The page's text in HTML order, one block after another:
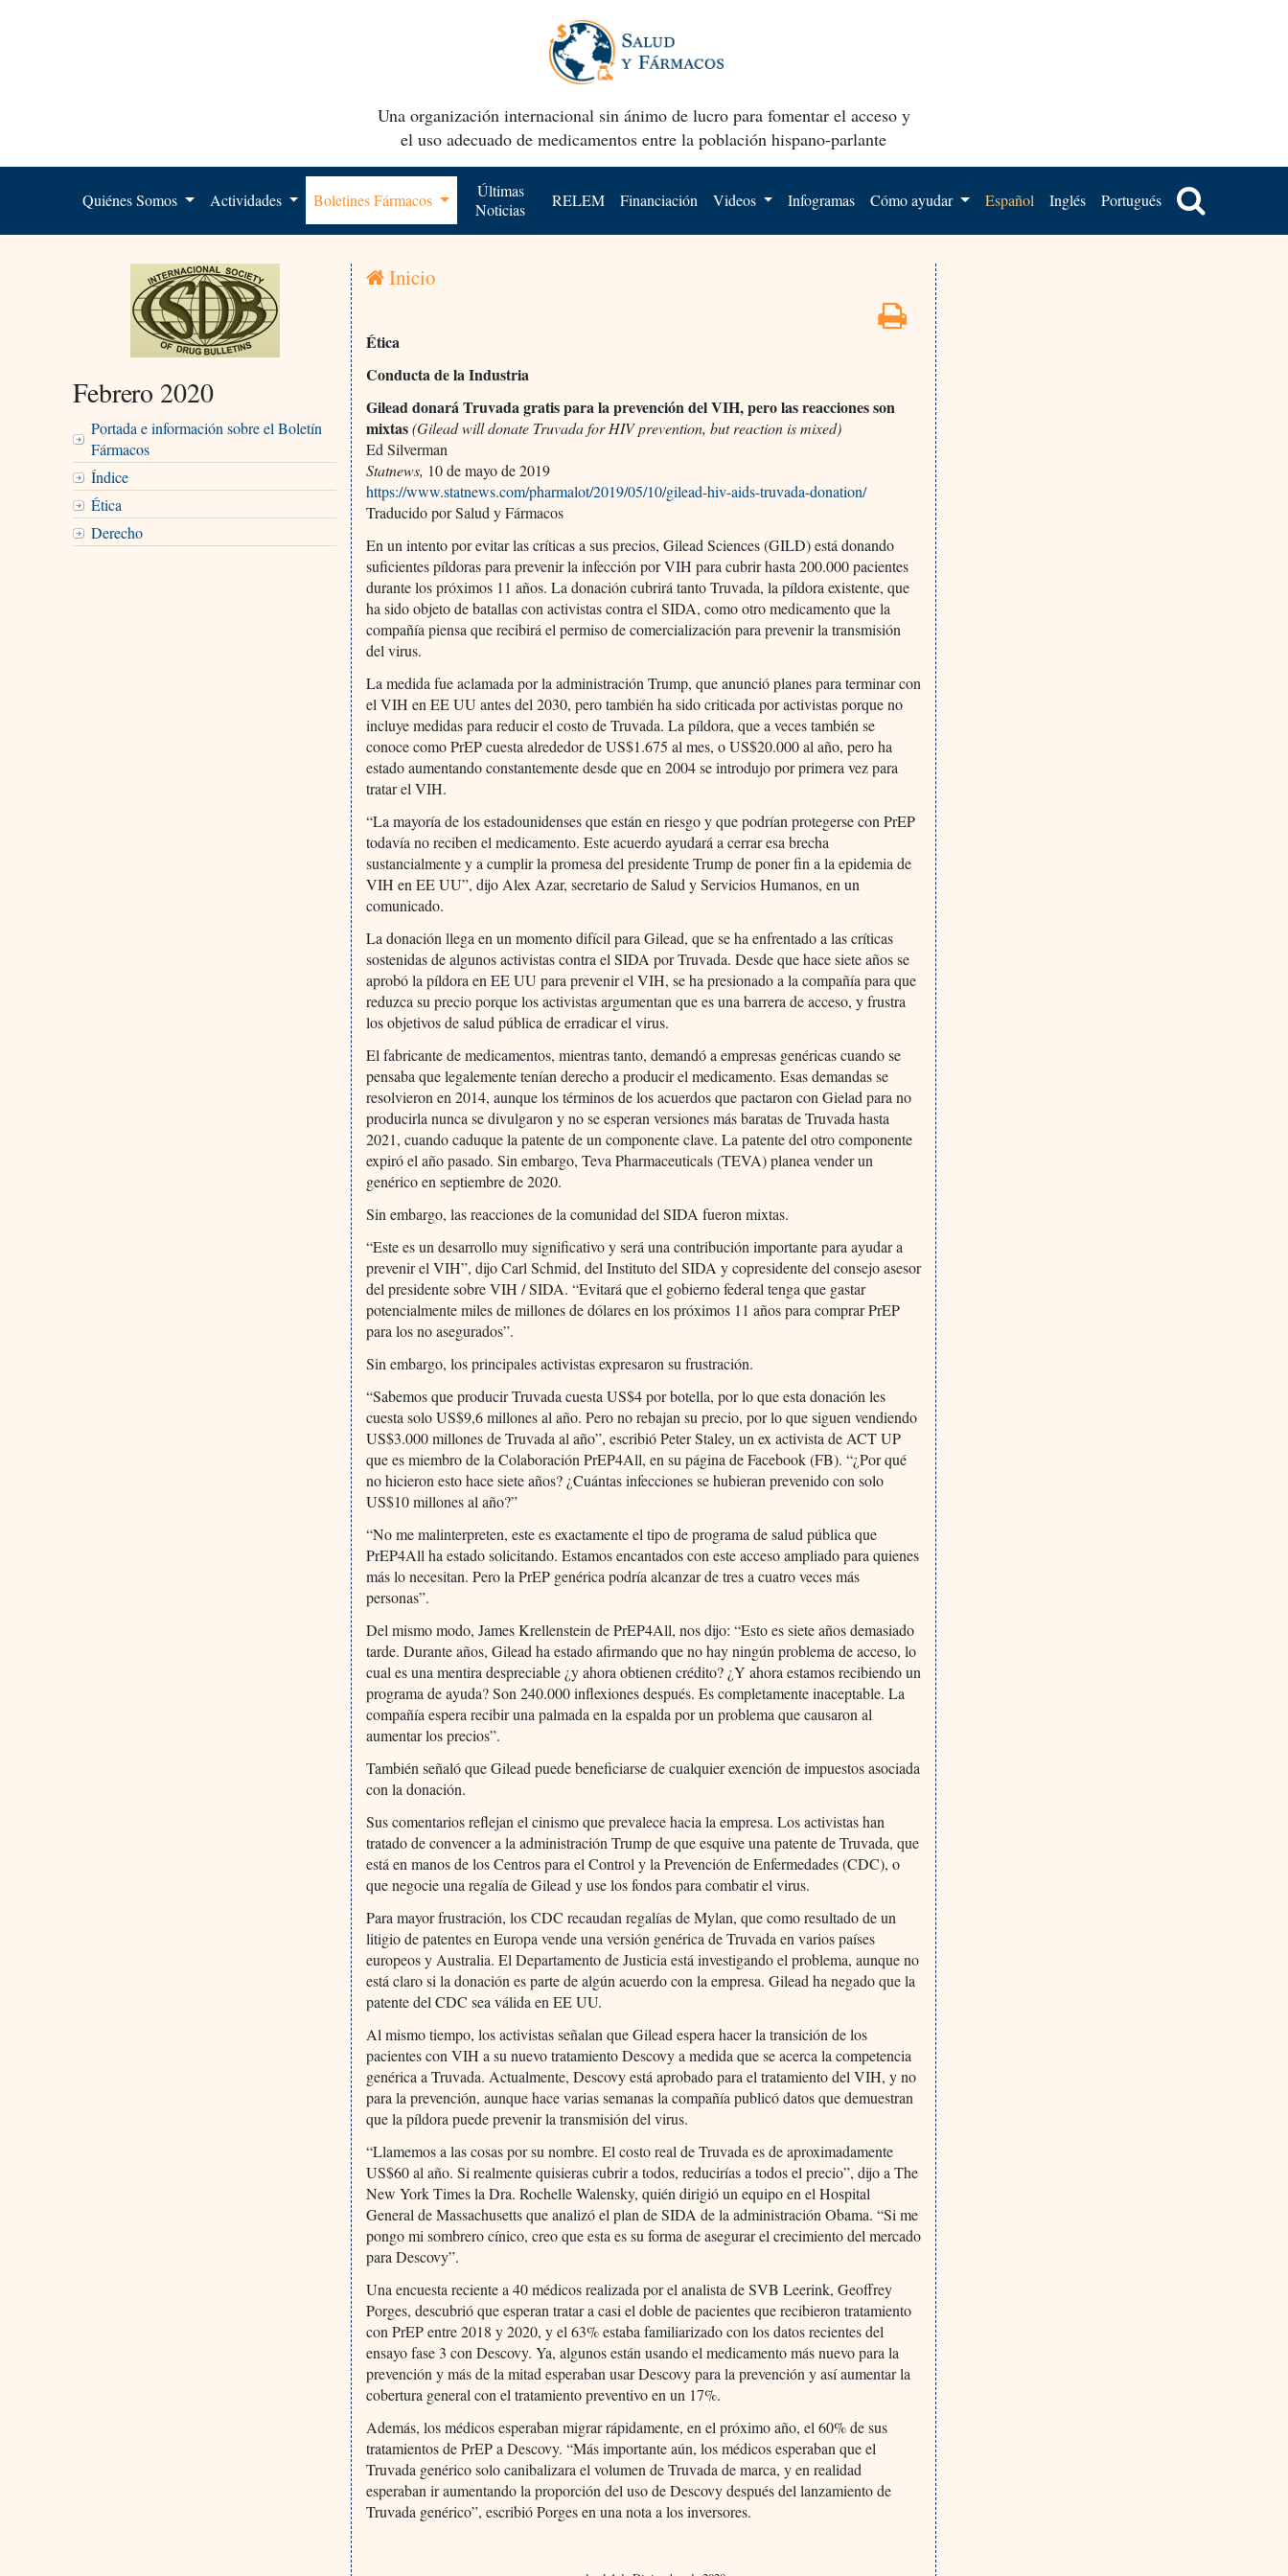
Una organización internacional sin ánimo de lucro para fomentar el acceso y
el uso adecuado de medicamentos entre la población hispano-parlante
Quiénes Somos Actividades Boletines Fármacos
Últimas
Noticias
RELEM Financiación Videos Infogramas Cómo ayudar Español Inglés Portugués
Febrero 2020
Portada e información sobre el Boletín
Fármacos
Índice
Ética
Derecho
Inicio
Ética
Conducta de la Industria
Gilead donará Truvada gratis para la prevención del VIH, pero las reacciones son
mixtas(Gilead will donate Truvada for HIV prevention, but reaction is mixed)
Ed Silverman
Statnews, 10 de mayo de 2019
https://www.statnews.com/pharmalot/2019/05/10/gilead-hiv-aids-truvada-donation/
Traducido por Salud y Fármacos
En un intento por evitar las críticas a sus precios, Gilead Sciences (GILD) está donando
suficientes píldoras para prevenir la infección por VIH para cubrir hasta 200.000 pacientes
durante los próximos 11 años. La donación cubrirá tanto Truvada, la píldora existente, que
ha sido objeto de batallas con activistas contra el SIDA, como otro medicamento que la
compañía piensa que recibirá el permiso de comercialización para prevenir la transmisión
del virus.
La medida fue aclamada por la administración Trump, que anunció planes para terminar con
el VIH en EE UU antes del 2030, pero también ha sido criticada por activistas porque no
incluye medidas para reducir el costo de Truvada. La píldora, que a veces también se
conoce como PrEP cuesta alrededor de US$1.675 al mes, o US$20.000 al año, pero ha
estado aumentando constantemente desde que en 2004 se introdujo por primera vez para
tratar el VIH.
“La mayoría de los estadounidenses que están en riesgo y que podrían protegerse con PrEP
todavía no reciben el medicamento. Este acuerdo ayudará a cerrar esa brecha
sustancialmente y a cumplir la promesa del presidente Trump de poner fin a la epidemia de
VIH en EE UU”, dijo Alex Azar, secretario de Salud y Servicios Humanos, en un
comunicado.
La donación llega en un momento difícil para Gilead, que se ha enfrentado a las críticas
sostenidas de algunos activistas contra el SIDA por Truvada. Desde que hace siete años se
aprobó la píldora en EE UU para prevenir el VIH, se ha presionado a la compañía para que
reduzca su precio porque los activistas argumentan que es una barrera de acceso, y frustra
los objetivos de salud pública de erradicar el virus.
El fabricante de medicamentos, mientras tanto, demandó a empresas genéricas cuando se
pensaba que legalemente tenían derecho a producir el medicamento. Esas demandas se
resolvieron en 2014, aunque los términos de los acuerdos que pactaron con Gielad para no
producirla nunca se divulgaron y no se esperan versiones más baratas de Truvada hasta
2021, cuando caduque la patente de un componente clave. La patente del otro componente
expiró el año pasado. Sin embargo, Teva Pharmaceuticals (TEVA) planea vender un
genérico en septiembre de 2020.
Sin embargo, las reacciones de la comunidad del SIDA fueron mixtas.
“Este es un desarrollo muy significativo y será una contribución importante para ayudar a
prevenir el VIH”, dijo Carl Schmid, del Instituto del SIDA y copresidente del consejo asesor
del presidente sobre VIH / SIDA. “Evitará que el gobierno federal tenga que gastar
potencialmente miles de millones de dólares en los próximos 11 años para comprar PrEP
para los no asegurados”.
Sin embargo, los principales activistas expresaron su frustración.
“Sabemos que producir Truvada cuesta US$4 por botella, por lo que esta donación les
cuesta solo US$9,6 millones al año. Pero no rebajan su precio, por lo que siguen vendiendo
US$3.000 millones de Truvada al año”, escribió Peter Staley, un ex activista de ACT UP
que es miembro de la Colaboración PrEP4All, en su página de Facebook (FB). “¿Por qué
no hicieron esto hace siete años? ¿Cuántas infecciones se hubieran prevenido con solo
US$10 millones al año?”
“No me malinterpreten, este es exactamente el tipo de programa de salud pública que
PrEP4All ha estado solicitando. Estamos encantados con este acceso ampliado para quienes
más lo necesitan. Pero la PrEP genérica podría alcanzar de tres a cuatro veces más
personas”.
Del mismo modo, James Krellenstein de PrEP4All, nos dijo: “Esto es siete años demasiado
tarde. Durante años, Gilead ha estado afirmando que no hay ningún problema de acceso, lo
cual es una mentira despreciable ¿y ahora obtienen crédito? ¿Y ahora estamos recibiendo un
programa de ayuda? Son 240.000 inflexiones después. Es completamente inaceptable. La
compañía espera recibir una palmada en la espalda por un problema que causaron al
aumentar los precios”.
También señaló que Gilead puede beneficiarse de cualquier exención de impuestos asociada
con la donación.
Sus comentarios reflejan el cinismo que prevalece hacia la empresa. Los activistas han
tratado de convencer a la administración Trump de que esquive una patente de Truvada, que
está en manos de los Centros para el Control y la Prevención de Enfermedades (CDC), o
que negocie una regalía de Gilead y use los fondos para combatir el virus.
Para mayor frustración, los CDC recaudan regalías de Mylan, que como resultado de un
litigio de patentes en Europa vende una versión genérica de Truvada en varios países
europeos y Australia. El Departamento de Justicia está investigando el problema, aunque no
está claro si la donación es parte de algún acuerdo con la empresa. Gilead ha negado que la
patente del CDC sea válida en EE UU.
Al mismo tiempo, los activistas señalan que Gilead espera hacer la transición de los
pacientes con VIH a su nuevo tratamiento Descovy a medida que se acerca la competencia
genérica a Truvada. Actualmente, Descovy está aprobado para el tratamiento del VIH, y no
para la prevención, aunque hace varias semanas la compañía publicó datos que demuestran
que la píldora puede prevenir la transmisión del virus.
“Llamemos a las cosas por su nombre. El costo real de Truvada es de aproximadamente
US$60 al año. Si realmente quisieras cubrir a todos, reducirías a todos el precio”, dijo a The
New York Times la Dra. Rochelle Walensky, quién dirigió un equipo en el Hospital
General de Massachusetts que analizó el plan de SIDA de la administración Obama. “Si me
pongo mi sombrero cínico, creo que esta es su forma de asegurar el crecimiento del mercado
para Descovy”.
Una encuesta reciente a 40 médicos realizada por el analista de SVB Leerink, Geoffrey
Porges, descubrió que esperan tratar a casi el doble de pacientes que recibieron tratamiento
con PrEP entre 2018 y 2020, y el 63% estaba familiarizado con los datos recientes del
ensayo fase 3 con Descovy. Ya, algunos están usando el medicamento más nuevo para la
prevención y más de la mitad esperaban usar Descovy para la prevención y así aumentar la
cobertura general con el tratamiento preventivo en un 17%.
Además, los médicos esperaban migrar rápidamente, en el próximo año, el 60% de sus
tratamientos de PrEP a Descovy. “Más importante aún, los médicos esperaban que el
Truvada genérico solo canibalizara el volumen de Truvada de marca, y en realidad
esperaban ir aumentando la proporción del uso de Descovy después del lanzamiento de
Truvada genérico”, escribió Porges en una nota a los inversores.